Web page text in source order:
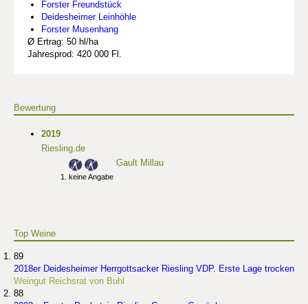
Forster Freundstück
Deidesheimer Leinhöhle
Forster Musenhang
Ø Ertrag: 50 hl/ha
Jahresprod: 420 000 Fl.
Bewertung
2019
Riesling.de
Gault Millau
keine Angabe
Top Weine
89
2018er Deidesheimer Herrgottsacker Riesling VDP. Erste Lage trocken
Weingut Reichsrat von Buhl
88